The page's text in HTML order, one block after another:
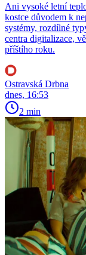
Ani vysoké letní
kostce důvodem k
systémy, rozdílné
centra digitalizace,
příštího roku.
Ostravská Drbna
dnes, 16:53
2 min